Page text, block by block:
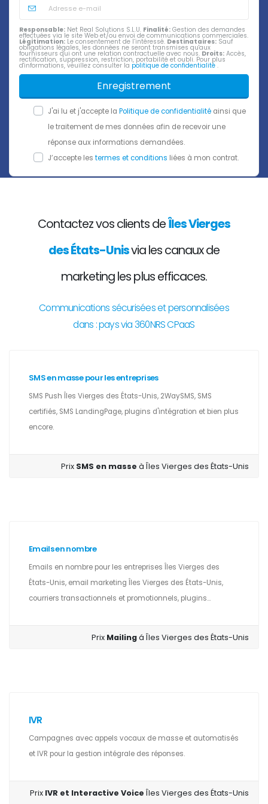
Responsable: Net Real Solutions S.L.U. Finalité: Gestion des demandes
effectuées via le site Web et/ou envoi de communications commerciales.
Légitimation: Le consentement de l’intéressé. Destinataires: Sauf
obligations légales, les données ne seront transmises qu'aux
fournisseurs qui ont une relation contractuelle avec nous. Droits: Accès,
rectification, suppression, restriction, portabilité et oubli. Pour plus
d'informations, veuillez consulter la politique de confidentialité .
Enregistrement
J'ai lu et j'accepte la Politique de confidentialité ainsi que
le traitement de mes données afin de recevoir une
réponse aux informations demandées.
J’accepte les termes et conditions liées à mon contrat.
Contactez vos clients deÎles Vierges
des États-Unisvia les canaux de
marketing les plus efficaces.
Communications sécurisées et personnalisées
dans : pays via 360NRS CPaaS
SMS en masse pour les entreprises
SMS Push Îles Vierges des États-Unis, 2WaySMS, SMS
certifiés, SMS LandingPage, plugins d'intégration et bien plus
encore.
Prix SMS en masseà Îles Vierges des États-Unis
Emails en nombre
Emails en nombre pour les entreprises Îles Vierges des
États-Unis, email marketing Îles Vierges des États-Unis,
courriers transactionnels et promotionnels, plugins...
Prix Mailingá Îles Vierges des États-Unis
IVR
Campagnes avec appels vocaux de masse et automatisés
et IVR pour la gestion intégrale des réponses.
Prix IVR et Interactive VoiceÎles Vierges des États-Unis